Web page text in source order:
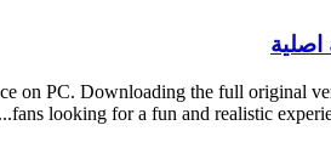
on PC. Downloading the full original
fans looking for a fun and realistic